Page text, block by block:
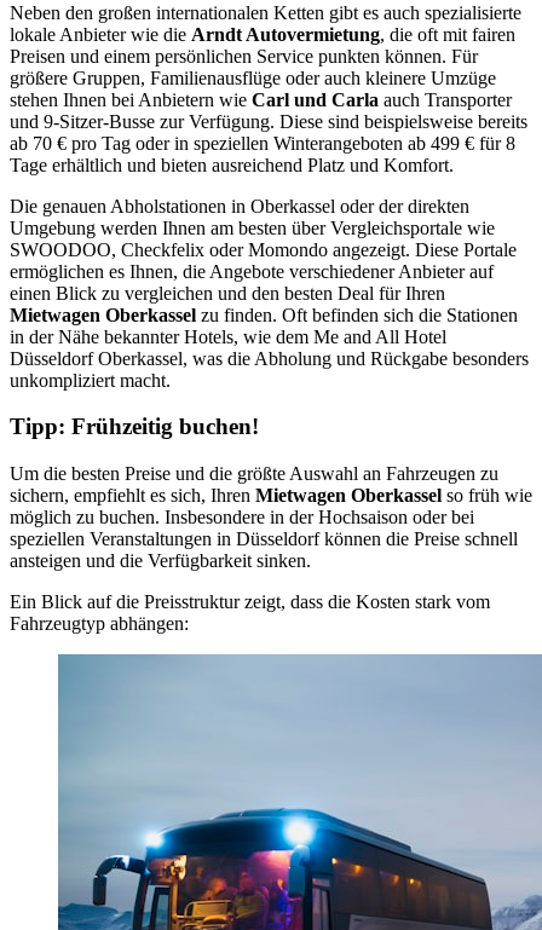
Neben den großen internationalen Ketten gibt es auch spezialisierte
lokale Anbieter wie die Arndt Autovermietung, die oft mit fairen
Preisen und einem persönlichen Service punkten können. Für
größere Gruppen, Familienausflüge oder auch kleinere Umzüge
stehen Ihnen bei Anbietern wie Carl und Carla auch Transporter
und 9-Sitzer-Busse zur Verfügung. Diese sind beispielsweise bereits
ab 70 € pro Tag oder in speziellen Winterangeboten ab 499 € für 8
Tage erhältlich und bieten ausreichend Platz und Komfort.
Die genauen Abholstationen in Oberkassel oder der direkten
Umgebung werden Ihnen am besten über Vergleichsportale wie
SWOODOO, Checkfelix oder Momondo angezeigt. Diese Portale
ermöglichen es Ihnen, die Angebote verschiedener Anbieter auf
einen Blick zu vergleichen und den besten Deal für Ihren
Mietwagen Oberkassel zu finden. Oft befinden sich die Stationen
in der Nähe bekannter Hotels, wie dem Me and All Hotel
Düsseldorf Oberkassel, was die Abholung und Rückgabe besonders
unkompliziert macht.
Tipp: Frühzeitig buchen!
Um die besten Preise und die größte Auswahl an Fahrzeugen zu
sichern, empfiehlt es sich, Ihren Mietwagen Oberkassel so früh wie
möglich zu buchen. Insbesondere in der Hochsaison oder bei
speziellen Veranstaltungen in Düsseldorf können die Preise schnell
ansteigen und die Verfügbarkeit sinken.
Ein Blick auf die Preisstruktur zeigt, dass die Kosten stark vom
Fahrzeugtyp abhängen: